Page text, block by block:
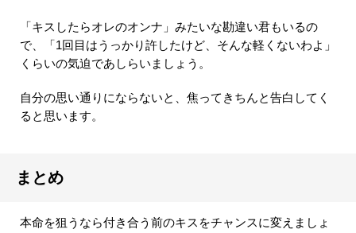
「キスしたらオレのオンナ」みたいな勘違い君もいるの
で、「1回目はうっかり許したけど、そんな軽くないわよ」
くらいの気迫であしらいましょう。
自分の思い通りにならないと、焦ってきちんと告白してく
ると思います。
まとめ
本命を狙うなら付き合う前のキスをチャンスに変えましょ